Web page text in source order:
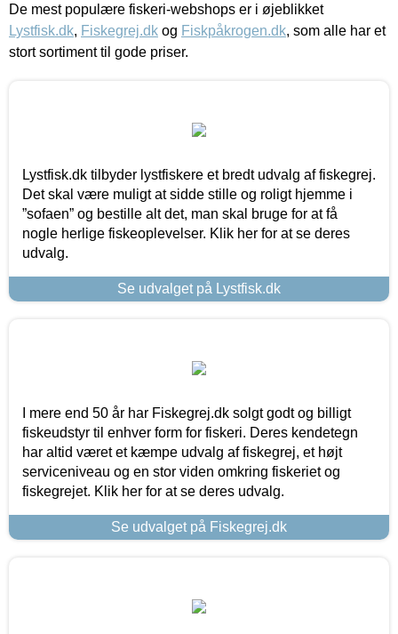
De mest populære fiskeri-webshops er i øjeblikket
Lystfisk.dk, Fiskegrej.dk og Fiskpåkrogen.dk, som alle har et
stort sortiment til gode priser.
Lystfisk.dk tilbyder lystfiskere et bredt udvalg af fiskegrej.
Det skal være muligt at sidde stille og roligt hjemme i
”sofaen” og bestille alt det, man skal bruge for at få
nogle herlige fiskeoplevelser. Klik her for at se deres
udvalg.
Se udvalget på Lystfisk.dk
I mere end 50 år har Fiskegrej.dk solgt godt og billigt
fiskeudstyr til enhver form for fiskeri. Deres kendetegn
har altid været et kæmpe udvalg af fiskegrej, et højt
serviceniveau og en stor viden omkring fiskeriet og
fiskegrejet. Klik her for at se deres udvalg.
Se udvalget på Fiskegrej.dk